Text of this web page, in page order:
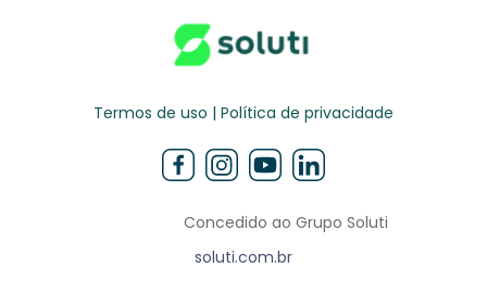
Termos de uso | Política de privacidade
Concedido ao Grupo Soluti
soluti.com.br